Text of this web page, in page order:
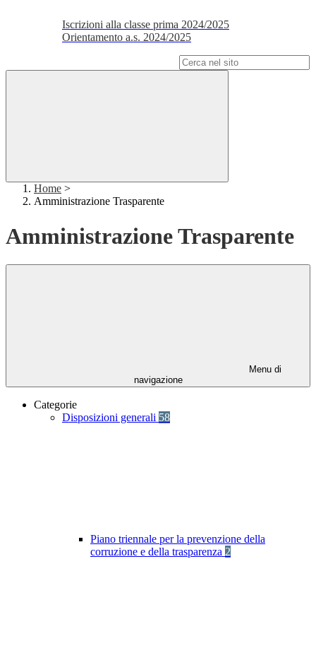
Iscrizioni alla classe prima 2024/2025
Orientamento a.s. 2024/2025
Home >
Amministrazione Trasparente
Amministrazione Trasparente
Menu di
navigazione
Categorie
Disposizioni generali 58
Piano triennale per la prevenzione della
corruzione e della trasparenza 2